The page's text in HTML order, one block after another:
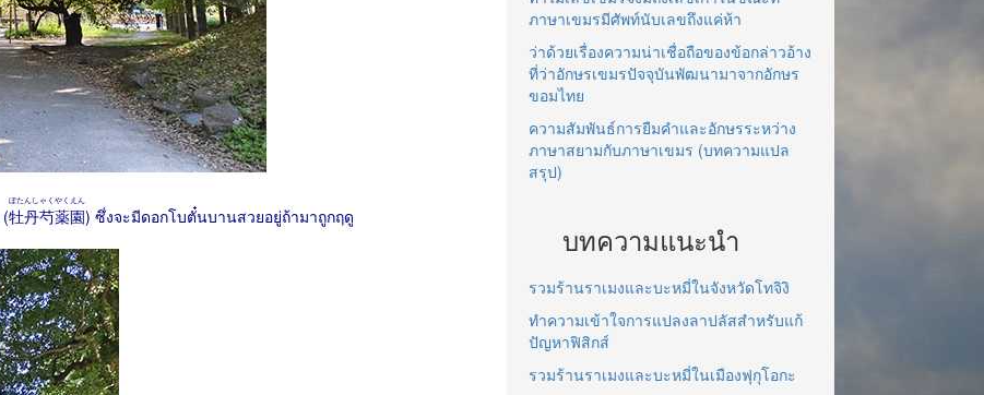
(牡丹芍薬園
ぼたんしゃくやくえん
) ซึ่งจะมีดอกโบตั๋นบานสวยอยู่ถ้ามาถูกฤดู
ภาษาเขมรมีศัพท์นับเลขถึงแค่ห้า
ว่าด้วยเรื่องความน่าเชื่อถือของข้อกล่าวอ้าง
ที่ว่าอักษรเขมรปัจจุบันพัฒนามาจากอักษร
ขอมไทย
ความสัมพันธ์การยืมคำและอักษรระหว่าง
ภาษาสยามกับภาษาเขมร (บทความแปล
สรุป)
บทความแนะนำ
รวมร้านราเมงและบะหมี่ในจังหวัดโทจิงิ
ทำความเข้าใจการแปลงลาปลัสสำหรับแก้
ปัญหาฟิสิกส์
รวมร้านราเมงและบะหมี่ในเมืองฟุกุโอกะ